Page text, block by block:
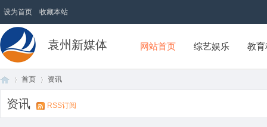
设为首页 收藏本站
袁州新媒体 网站首页 综艺娱乐 教
首页 资讯
资讯 RSS订阅